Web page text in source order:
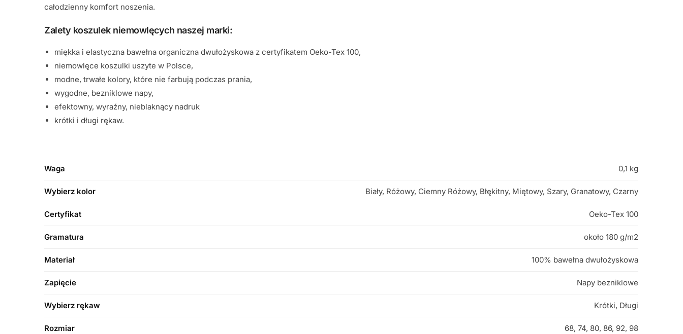
całodzienny komfort noszenia.
Zalety koszulek niemowlęcych naszej marki:
miękka i elastyczna bawełna organiczna dwułożyskowa z certyfikatem Oeko-Tex 100,
niemowlęce koszulki uszyte w Polsce,
modne, trwałe kolory, które nie farbują podczas prania,
wygodne, bezniklowe napy,
efektowny, wyraźny, nieblaknący nadruk
krótki i długi rękaw.
Waga 0,1 kg
Wybierz kolor Biały, Różowy, Ciemny Różowy, Błękitny, Miętowy, Szary, Granatowy, Czarny
Certyfikat Oeko-Tex 100
Gramatura około 180 g/m2
Materiał 100% bawełna dwułożyskowa
Zapięcie Napy bezniklowe
Wybierz rękaw Krótki, Długi
Rozmiar 68, 74, 80, 86, 92, 98